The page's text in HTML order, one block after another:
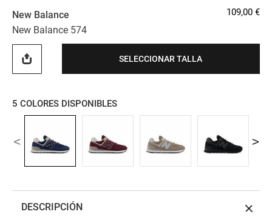
New Balance
New Balance 574
109,00 €
SELECCIONAR TALLA
5 COLORES DISPONIBLES
DESCRIPCIÓN